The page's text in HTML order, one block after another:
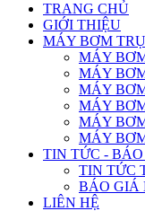
TRANG CHỦ
GIỚI THIỆU
MÁY BƠM
MÁY
MÁY
MÁY
MÁY
MÁY
MÁY
TIN TỨC -
TIN TỨC
BÁO GIÁ
LIÊN HỆ